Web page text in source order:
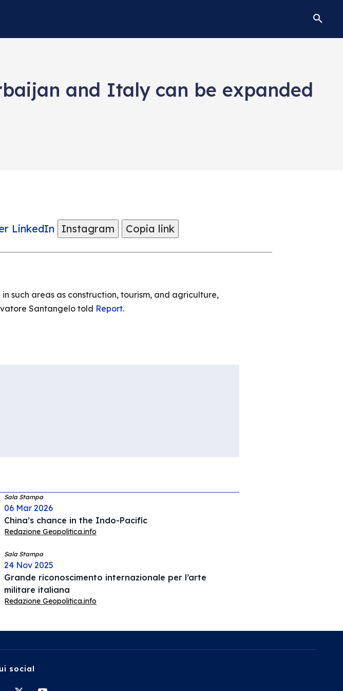
and Italy can be expanded
LinkedIn Instagram Copia link
such areas as construction, tourism, and agriculture,
Santangelo told Report.
Sala Stampa
06 Mar 2026
China’s chance in the Indo-Pacific
Redazione Geopolitica.info
Sala Stampa
24 Nov 2025
Grande riconoscimento internazionale per l’arte
militare italiana
Redazione Geopolitica.info
social